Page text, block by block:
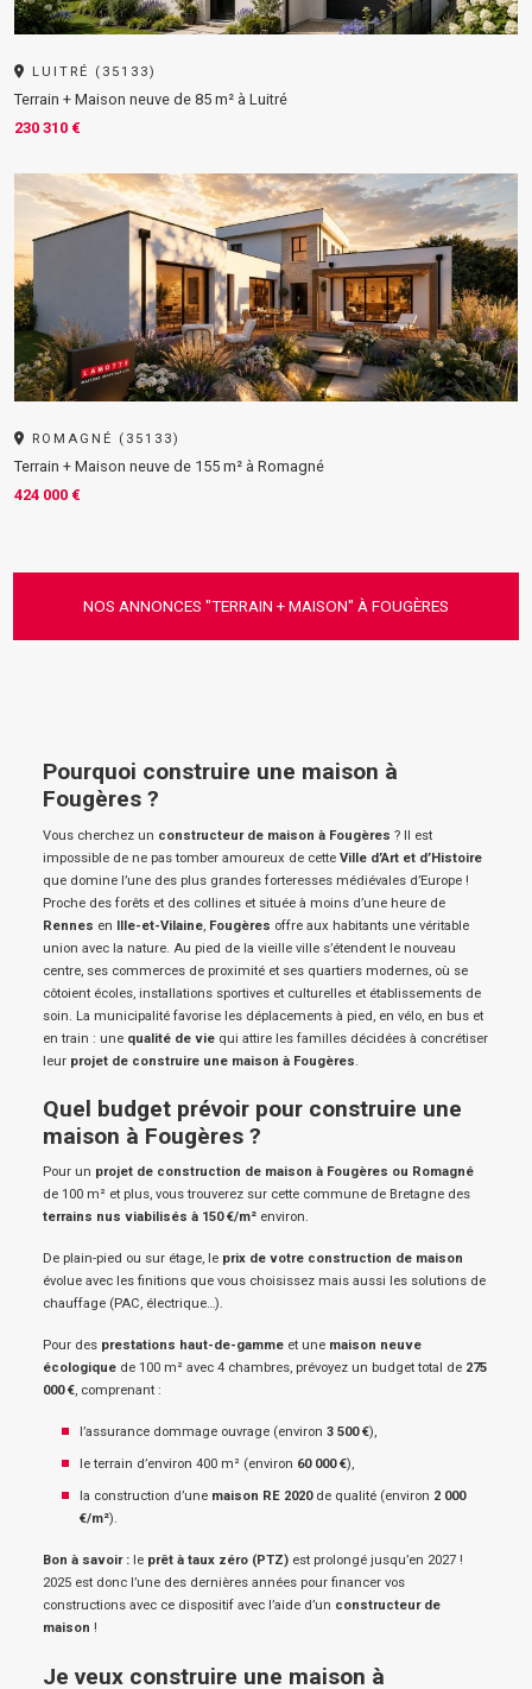
LUITRÉ (35133)
Terrain + Maison neuve de 85 m² à Luitré
230 310 €
ROMAGNÉ (35133)
Terrain + Maison neuve de 155 m² à Romagné
424 000 €
NOS ANNONCES "TERRAIN + MAISON" À FOUGÈRES
Pourquoi construire une maison à
Fougères ?
Vous cherchez un constructeur de maison à Fougères ? Il est
impossible de ne pas tomber amoureux de cette Ville d’Art et d’Histoire
que domine l’une des plus grandes forteresses médiévales d’Europe !
Proche des forêts et des collines et située à moins d’une heure de
Rennes en Ille-et-Vilaine Fougères offre aux habitants une véritable
union avec la nature. Au pied de la vieille ville s’étendent le nouveau
centre, ses commerces de proximité et ses quartiers modernes, où se
côtoient écoles, installations sportives et culturelles et établissements de
soin. La municipalité favorise les déplacements à pied, en vélo, en bus et
en train : une qualité de vie qui attire les familles décidées à concrétiser
leur projet de construire une maison à Fougères
Quel budget prévoir pour construire une
maison à Fougères ?
Pour un projet de construction de maison à Fougères ou Romagné
de 100 m² et plus, vous trouverez sur cette commune de Bretagne des
terrains nus viabilisés à 150 €/m² environ.
De plain-pied ou sur étage, le prix de votre construction de maison
évolue avec les finitions que vous choisissez mais aussi les solutions de
chauffage (PAC, électrique…).
Pour des prestations haut-de-gamme et une maison neuve
écologique de 100 m² avec 4 chambres, prévoyez un budget total de 275
000 €, comprenant :
l’assurance dommage ouvrage (environ 3 500 €),
le terrain d’environ 400 m² (environ 60 000 €),
la construction d’une maison RE 2020de qualité (environ 2 000
€/m²).
Bon à savoir : le prêt à taux zéro (PTZ) est prolongé jusqu’en 2027 !
2025 est donc l’une des dernières années pour financer vos
constructions avec ce dispositif avec l’aide d’un constructeur de
maison !
Je veux construire une maison à